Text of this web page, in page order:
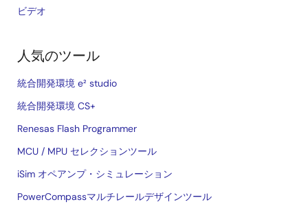
ビデオ
人気のツール
統合開発環境 e² studio
統合開発環境 CS+
Renesas Flash Programmer
MCU / MPU セレクションツール
iSim オペアンプ・シミュレーション
PowerCompassマルチレールデザインツール